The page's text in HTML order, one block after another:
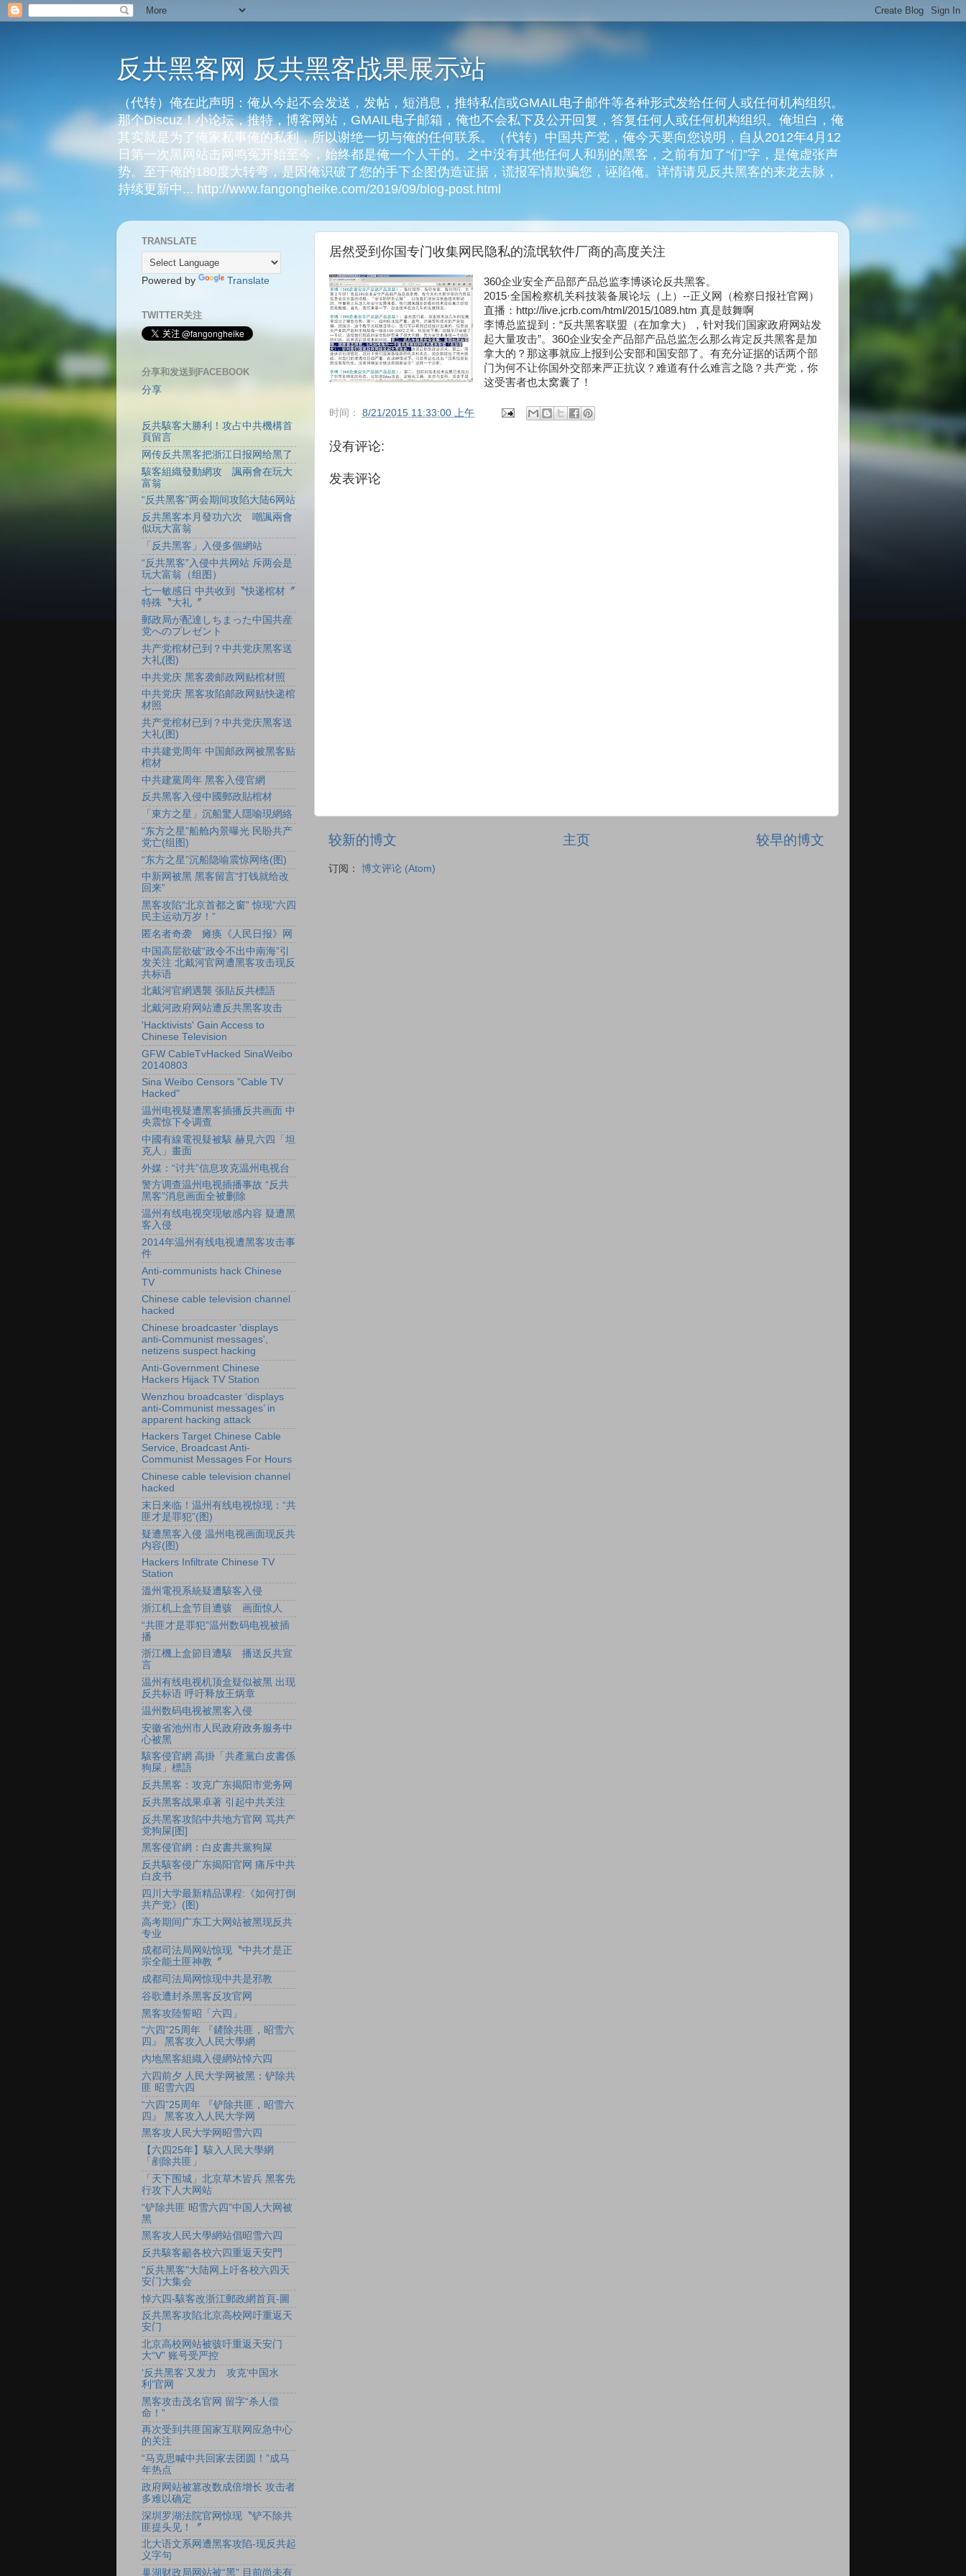
反共黑客网 反共黑客战果展示站
（代转）俺在此声明：俺从今起不会发送，发帖，短消息，推特私信或GMAIL电子邮件等各种形式发给任何人或任何机构组织。
那个Discuz！小论坛，推特，博客网站，GMAIL电子邮箱，俺也不会私下及公开回复，答复任何人或任何机构组织。俺坦白，俺
其实就是为了俺家私事俺的私利，所以谢绝一切与俺的任何联系。（代转）中国共产党，俺今天要向您说明，自从2012年4月12
日第一次黑网站击网鸣冤开始至今，始终都是俺一个人干的。之中没有其他任何人和别的黑客，之前有加了“们”字，是俺虚张声
势。至于俺的180度大转弯，是因俺识破了您的手下企图伪造证据，谎报军情欺骗您，诬陷俺。详情请见反共黑客的来龙去脉，
持续更新中... http://www.fangongheike.com/2019/09/blog-post.html
居然受到你国专门收集网民隐私的流氓软件厂商的高度关注
360企业安全产品部产品总监李博谈论反共黑客。
2015·全国检察机关科技装备展论坛（上）--正义网（检察日报社官网）
直播：http://live.jcrb.com/html/2015/1089.htm 真是鼓舞啊
李博总监提到：“反共黑客联盟（在加拿大），针对我们国家政府网站发
起大量攻击”。360企业安全产品部产品总监怎么那么肯定反共黑客是加
拿大的？那这事就应上报到公安部和国安部了。有充分证据的话两个部
门为何不让你国外交部来严正抗议？难道有什么难言之隐？共产党，你
这受害者也太窝囊了！
时间： 8/21/2015 11:33:00 上午
没有评论:
发表评论
较新的博文 较早的博文
主页
订阅： 博文评论 (Atom)
TRANSLATE
Powered by Translate
TWITTER关注
分享和发送到FACEBOOK
分享
反共駭客大勝利！攻占中共機構首
頁留言
网传反共黑客把浙江日报网给黑了
駭客組織發動網攻 諷兩會在玩大
富翁
“反共黑客”两会期间攻陷大陆6网站
反共黑客本月發功六次 嘲諷兩會
似玩大富翁
「反共黑客」入侵多個網站
“反共黑客”入侵中共网站 斥两会是
玩大富翁（组图）
七一敏感日 中共收到〝快递棺材〞
特殊〝大礼〞
郵政局が配達しちまった中国共産
党へのプレゼント
共产党棺材已到？中共党庆黑客送
大礼(图)
中共党庆 黑客袭邮政网贴棺材照
中共党庆 黑客攻陷邮政网贴快递棺
材照
共产党棺材已到？中共党庆黑客送
大礼(图)
中共建党周年 中国邮政网被黑客贴
棺材
中共建黨周年 黑客入侵官網
反共黑客入侵中國郵政貼棺材
「東方之星」沉船驚人隱喻現網絡
“东方之星”船舱内景曝光 民盼共产
党亡(组图)
“东方之星”沉船隐喻震惊网络(图)
中新网被黑 黑客留言“打钱就给改
回来”
黑客攻陷“北京首都之窗” 惊现“六四
民主运动万岁！”
匿名者奇袭 瘫痪《人民日报》网
中国高层欲破“政令不出中南海”引
发关注 北戴河官网遭黑客攻击现反
共标语
北戴河官網遇襲 張貼反共標語
北戴河政府网站遭反共黑客攻击
'Hacktivists' Gain Access to
Chinese Television
GFW CableTvHacked SinaWeibo
20140803
Sina Weibo Censors "Cable TV
Hacked"
温州电视疑遭黑客插播反共画面 中
央震惊下令调查
中國有線電視疑被駭 赫見六四「坦
克人」畫面
外媒：“讨共”信息攻克温州电视台
警方调查温州电视插播事故 “反共
黑客”消息画面全被删除
温州有线电视突现敏感内容 疑遭黑
客入侵
2014年温州有线电视遭黑客攻击事
件
Anti-communists hack Chinese
TV
Chinese cable television channel
hacked
Chinese broadcaster 'displays
anti-Communist messages',
netizens suspect hacking
Anti-Government Chinese
Hackers Hijack TV Station
Wenzhou broadcaster ‘displays
anti-Communist messages’ in
apparent hacking attack
Hackers Target Chinese Cable
Service, Broadcast Anti-
Communist Messages For Hours
Chinese cable television channel
hacked
末日来临！温州有线电视惊现：“共
匪才是罪犯”(图)
疑遭黑客入侵 温州电视画面现反共
内容(图)
Hackers Infiltrate Chinese TV
Station
溫州電視系統疑遭駭客入侵
浙江机上盒节目遭骇 画面惊人
“共匪才是罪犯”温州数码电视被插
播
浙江機上盒節目遭駭 播送反共宣
言
温州有线电视机顶盒疑似被黑 出现
反共标语 呼吁释放王炳章
温州数码电视被黑客入侵
安徽省池州市人民政府政务服务中
心被黑
駭客侵官網 高掛「共產黨白皮書係
狗屎」標語
反共黑客：攻克广东揭阳市党务网
反共黑客战果卓著 引起中共关注
反共黑客攻陷中共地方官网 骂共产
党狗屎[图]
黑客侵官網：白皮書共黨狗屎
反共駭客侵广东揭阳官网 痛斥中共
白皮书
四川大学最新精品课程:《如何打倒
共产党》(图)
高考期间广东工大网站被黑现反共
专业
成都司法局网站惊现〝中共才是正
宗全能土匪神教〞
成都司法局网惊现中共是邪教
谷歌遭封杀黑客反攻官网
黑客攻陸誓昭「六四」
“六四”25周年 『鏟除共匪，昭雪六
四』 黑客攻入人民大學網
內地黑客組織入侵網站悼六四
六四前夕 人民大学网被黑：铲除共
匪 昭雪六四
“六四”25周年 『铲除共匪，昭雪六
四』 黑客攻入人民大学网
黑客攻人民大学网昭雪六四
【六四25年】駭入人民大學網
「剷除共匪」
「天下围城」北京草木皆兵 黑客先
行攻下人大网站
“铲除共匪 昭雪六四”中国人大网被
黑
黑客攻人民大學網站倡昭雪六四
反共駭客籲各校六四重返天安門
"反共黑客"大陆网上吁各校六四天
安门大集会
悼六四-駭客改浙江郵政網首頁-圖
反共黑客攻陷北京高校网吁重返天
安门
北京高校网站被骇吁重返天安门
大“V” 账号受严控
‘反共黑客’又发力 攻克‘中国水
利’官网
黑客攻击茂名官网 留字“杀人偿
命！”
再次受到共匪国家互联网应急中心
的关注
“马克思喊中共回家去团圆！”成马
年热点
政府网站被篡改数成倍增长 攻击者
多难以确定
深圳罗湖法院官网惊现〝铲不除共
匪提头见！〞
北大语文系网遭黑客攻陷-现反共起
义字句
巢湖财政局网站被“黑” 目前尚未有